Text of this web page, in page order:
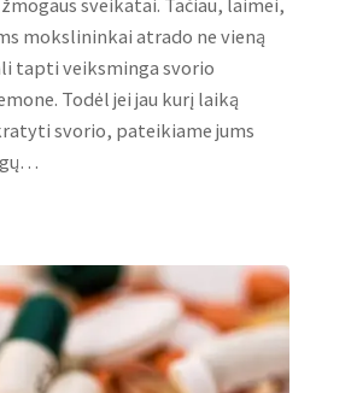
mokslininkai atrado ne vieną
tapti veiksminga svorio
Todėl jei jau kurį laiką
svorio, pateikiame jums